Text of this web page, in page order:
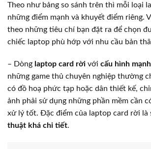
Theo như bảng so sánh trên thì mỗi loại
những điểm mạnh và khuyết điểm riêng.
theo những tiêu chí bạn đặt ra để chọn
chiếc laptop phù hớp với nhu cầu bản
– Dòng laptop card rời với cấu hình mạnh
những game thủ chuyên nghiệp thường
có đồ hoạ phức tạp hoặc dân thiết kế,
ảnh phải sử dụng những phần mềm cần
xử lý tốt. Đặc điểm của laptop card rời là
thuật khá chi tiết.